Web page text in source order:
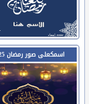
اسمكعلى صور رمضان 2025